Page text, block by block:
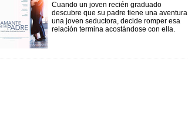
Cuando un joven recién graduado
descubre que su padre tiene una aventura
una joven seductora, decide romper esa
relación termina acostándose con ella.